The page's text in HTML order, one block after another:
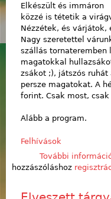
Elkészült és immáron
közzé is tétetik a
Nézzétek, és várjátok,
Nagy szeretettel
szállás tornateremben
magatokkal
zsákot ;), játszós ruhát
persze magatokat. A
forint. Csak most,
Alább a program.
Felhívások
További
hozzászóláshoz